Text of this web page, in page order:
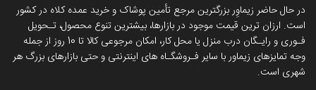
در حال حاضر زیماوِر بزرگترین مرجع تأمین پوشاک و خرید عمده کلاه در کشور
است. ارزان ترین قیمت موجود در بازارها، بیشترین تنوع محصول، تـحویل
فـوری و رایـگان درب منزل یا محل کار، امکان مرجوعی کالا تا 10 روز از جمله
وجه تمایزهای زیماور با سایر فـروشگـاه های اینترنتی و حتی بازارهای بزرگ هر
شهری است.